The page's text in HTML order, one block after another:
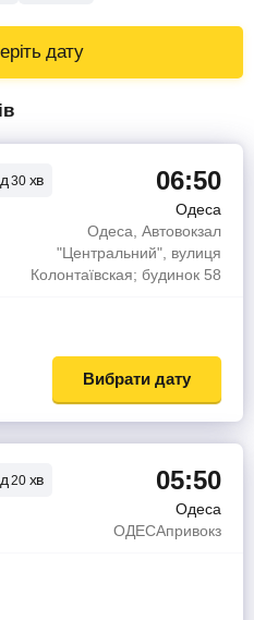
дату
30 хв 06:50
Одеса
Одеса, Автовокзал
"Центральний", вулиця
Колонтаївская; будинок 58
Вибрати дату
20 хв 05:50
Одеса
ОДЕСАпривокз